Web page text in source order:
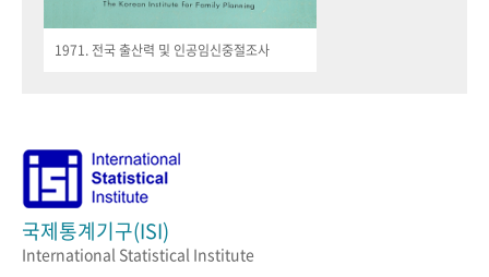
1971. 전국 출산력 및 인공임신중절조사
국제통계기구(ISI)
International Statistical Institute